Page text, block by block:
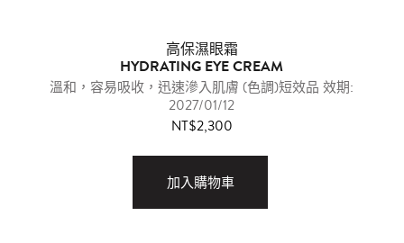
高保濕眼霜
HYDRATING EYE CREAM
溫和，容易吸收，迅速滲入肌膚 (色調)短效品 效期:
2027/01/12
NT$2,300
加入購物車